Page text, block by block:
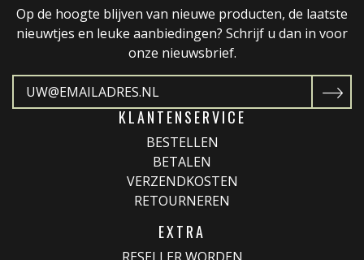
Op de hoogte blijven van nieuwe producten, de laatste
nieuwtjes en leuke aanbiedingen? Schrijf u dan in voor
onze nieuwsbrief.
KLANTENSERVICE
BESTELLEN
BETALEN
VERZENDKOSTEN
RETOURNEREN
EXTRA